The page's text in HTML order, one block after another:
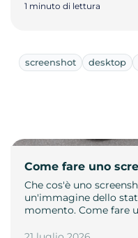
1 minuto di lettura
screenshot desktop
Come fare uno
Che cos'è uno
un'immagine dello
momento. Come fare